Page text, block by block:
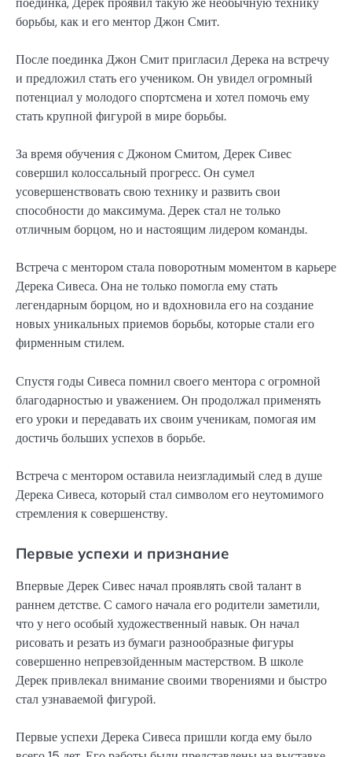
борьбы, как и его ментор Джон Смит.
После поединка Джон Смит пригласил Дерека на встречу
и предложил стать его учеником. Он увидел огромный
потенциал у молодого спортсмена и хотел помочь ему
стать крупной фигурой в мире борьбы.
За время обучения с Джоном Смитом, Дерек Сивес
совершил колоссальный прогресс. Он сумел
усовершенствовать свою технику и развить свои
способности до максимума. Дерек стал не только
отличным борцом, но и настоящим лидером команды.
Встреча с ментором стала поворотным моментом в карьере
Дерека Сивеса. Она не только помогла ему стать
легендарным борцом, но и вдохновила его на создание
новых уникальных приемов борьбы, которые стали его
фирменным стилем.
Спустя годы Сивеса помнил своего ментора с огромной
благодарностью и уважением. Он продолжал применять
его уроки и передавать их своим ученикам, помогая им
достичь больших успехов в борьбе.
Встреча с ментором оставила неизгладимый след в душе
Дерека Сивеса, который стал символом его неутомимого
стремления к совершенству.
Первые успехи и признание
Впервые Дерек Сивес начал проявлять свой талант в
раннем детстве. С самого начала его родители заметили,
что у него особый художественный навык. Он начал
рисовать и резать из бумаги разнообразные фигуры
совершенно непревзойденным мастерством. В школе
Дерек привлекал внимание своими творениями и быстро
стал узнаваемой фигурой.
Первые успехи Дерека Сивеса пришли когда ему было